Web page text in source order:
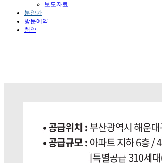
보도자료
분양가
방문예약
청약